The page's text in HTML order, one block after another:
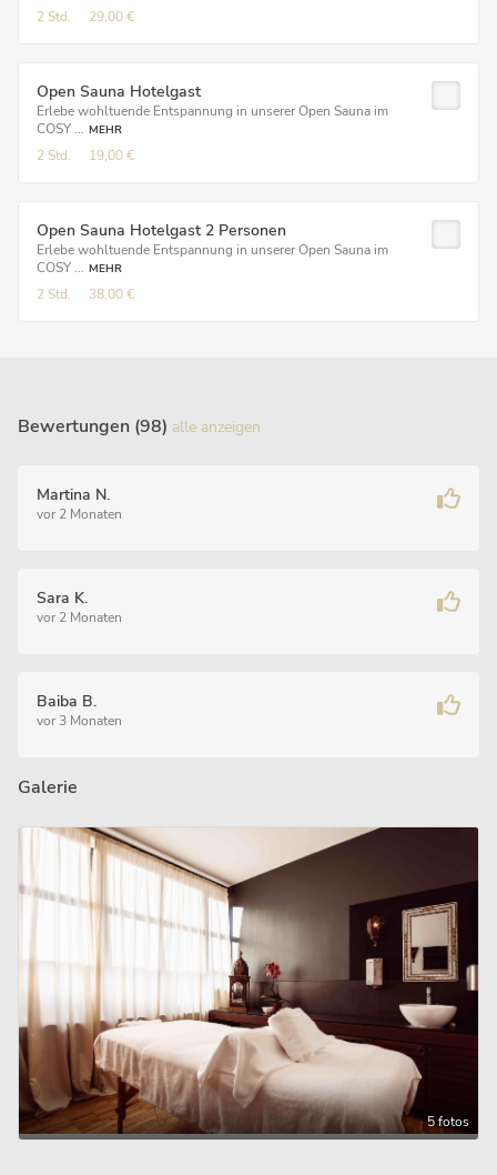
2 Std. 29,00 €
Open Sauna Hotelgast
Erlebe wohltuende Entspannung in unserer Open Sauna im
COSY ... MEHR
2 Std. 19,00 €
Open Sauna Hotelgast 2 Personen
Erlebe wohltuende Entspannung in unserer Open Sauna im
COSY ... MEHR
2 Std. 38,00 €
Bewertungen (98) alle anzeigen
Martina N.
vor 2 Monaten
Sara K.
vor 2 Monaten
Baiba B.
vor 3 Monaten
Galerie
5 fotos